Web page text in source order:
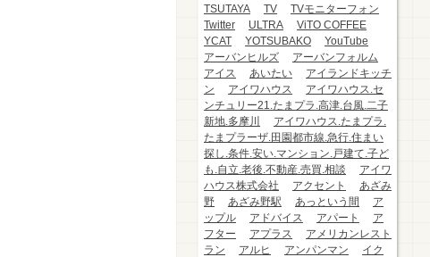
TSUTAYA
TV
TVモニターフォン
Twitter
ULTRA
ViTO COFFEE
YCAT
YOTSUBAKO
YouTube
アーバンヒルズ
アーバンフォルム
アイス
あいたい
アイランドキッチ
ン
アイワハウス
アイワハウス.セ
ンチュリー21.たまプラ.高津.台風.二子
新地.多摩川
アイワハウス.たまプラ.
たまプラーザ.田園都市線.急行.住まい
探し.条件.安い.マンション.戸建て.子ど
も.自立.老後.不動産.売買.相談
アイワ
ハウス株式会社
アクセント
あざみ
野
あざみ野駅 あっという間
ア
ップル
アドバイス アパート
ア
フター
アプラス
アメリカンレスト
ラン
アルヒ アンパンマン
イク